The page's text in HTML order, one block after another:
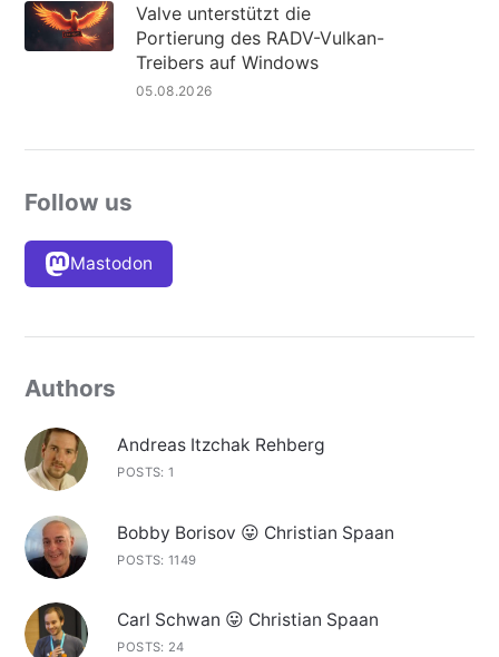
Valve unterstützt die
Portierung des RADV-Vulkan-
Treibers auf Windows
05.08.2026
Follow us
Mastodon
Authors
Andreas Itzchak Rehberg
POSTS: 1
Bobby Borisov 😛 Christian Spaan
POSTS: 1149
Carl Schwan 😛 Christian Spaan
POSTS: 24